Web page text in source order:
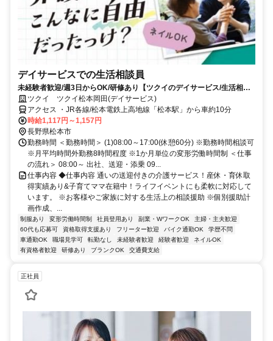
デイサービスでの生活相談員
未経験者歓迎/週3日からOK/研修あり【ツクイのデイサービス/生活相談
員求人】
ツクイ ツクイ松本岡田(デイサービス)
アクセス ・JR各線/松本電鉄上高地線「松本駅」から車約10分
時給1,117円～1,157円
長野県松本市
勤務時間 ＜勤務時間＞ (1)08:00～17:00(休憩60分) ※勤務時間相談可
※月平均時間外勤務8時間程度 ※1か月単位の変形労働時間制 ＜仕事
の流れ＞ 08:00～ 出社、送迎・添乗 09...
仕事内容 ◆仕事内容 通いの送迎付きの介護サービス！産休・育休取
得実績あり&子育てママ在籍中！ライフイベントにも柔軟に対応して
います。 ※お客様やご家族に対する生活上の相談援助 ※個別援助計
画作成、...
制服あり 変形労働時間制 社員登用あり 副業・WワークOK
主婦・主夫歓迎
60代も応募可
資格取得支援あり フリーター歓迎 バイク通勤OK
学歴不問
車通勤OK
職場見学可 転勤なし 未経験者歓迎 経験者歓迎
ネイルOK
有資格者歓迎
研修あり ブランクOK 交通費支給
正社員